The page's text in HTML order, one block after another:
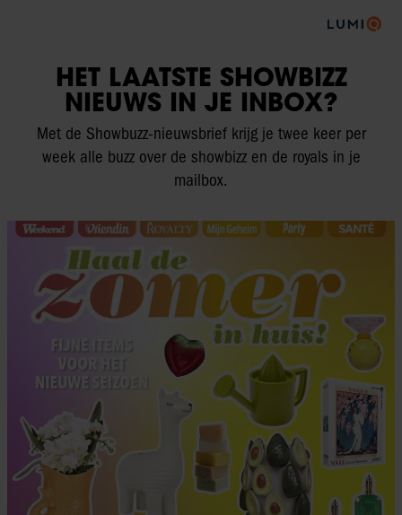
HET LAATSTE SHOWBIZZ
NIEUWS IN JE INBOX?
Met de Showbuzz-nieuwsbrief krijg je twee keer per
week alle buzz over de showbizz en de royals in je
mailbox.